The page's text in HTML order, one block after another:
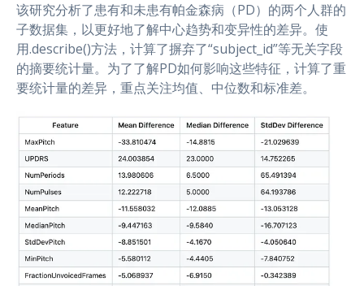
该研究分析了患有和未患有帕金森病（PD）的两个人群的
子数据集，以更好地了解中心趋势和变异性的差异。使
用.describe()方法，计算了摒弃了“subject_id”等无关字段
的摘要统计量。为了了解PD如何影响这些特征，计算了重
要统计量的差异，重点关注均值、中位数和标准差。